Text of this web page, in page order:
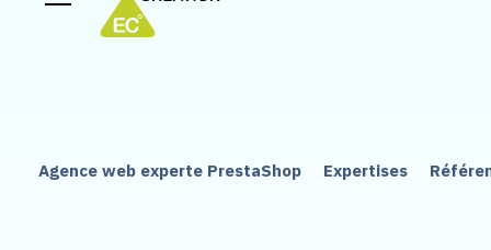
Agence web experte PrestaShop Expertises